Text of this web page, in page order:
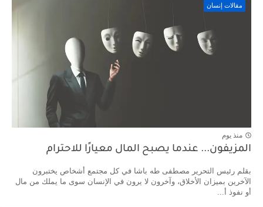
مقالات إنسان
منذ يوم
المزيفون... عندما يصبح المال معيارًا للاحترام
بقلم رئيس التحرير مصطفى طه باشا في كل مجتمع أشخاص يختبرون
الآخرين بميزان الأخلاق، وآخرون لا يرون في الإنسان سوى ما يملك من مال
أو نفوذ أ...